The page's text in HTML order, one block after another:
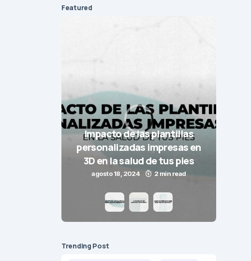
Featured
Impacto de las plantillas
personalizadas impresas en
3D en la salud de tus pies
agosto 18, 2024 2 min read
Trending Post